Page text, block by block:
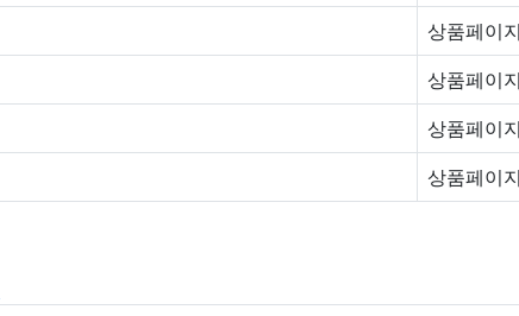
상품페이
상품페이
상품페이
상품페이